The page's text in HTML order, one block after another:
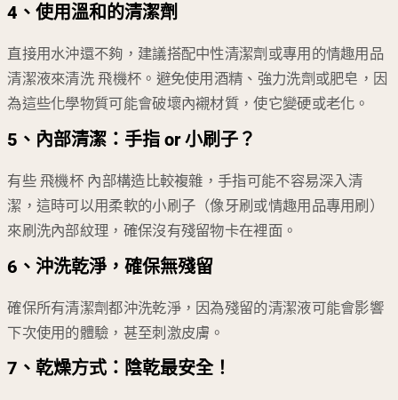
4、使用溫和的清潔劑
直接用水沖還不夠，建議搭配中性清潔劑或專用的情趣用品
清潔液來清洗 飛機杯。避免使用酒精、強力洗劑或肥皂，因
為這些化學物質可能會破壞內襯材質，使它變硬或老化。
5、內部清潔：手指 or 小刷子？
有些 飛機杯 內部構造比較複雜，手指可能不容易深入清
潔，這時可以用柔軟的小刷子（像牙刷或情趣用品專用刷）
來刷洗內部紋理，確保沒有殘留物卡在裡面。
6、沖洗乾淨，確保無殘留
確保所有清潔劑都沖洗乾淨，因為殘留的清潔液可能會影響
下次使用的體驗，甚至刺激皮膚。
7、乾燥方式：陰乾最安全！